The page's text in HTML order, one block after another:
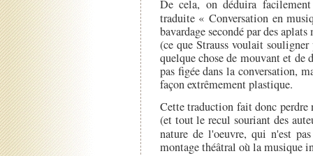
De cela, on déduira
traduite « Conversation en
bavardage secondé par des
(ce que Strauss voulait
quelque chose de mouvant et de
pas figée dans la conversation,
façon extrêmement plastique.
Cette traduction fait donc
(et tout le recul souriant des
nature de l'oeuvre, qui n'est
montage théâtral où la musique